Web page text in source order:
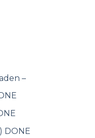
–
DONE